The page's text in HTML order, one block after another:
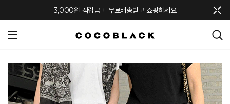
3,000원 적립금 + 무료배송받고 쇼핑하세요